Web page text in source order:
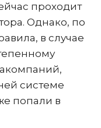
проходит
Однако, по
в случае
системе
попали в